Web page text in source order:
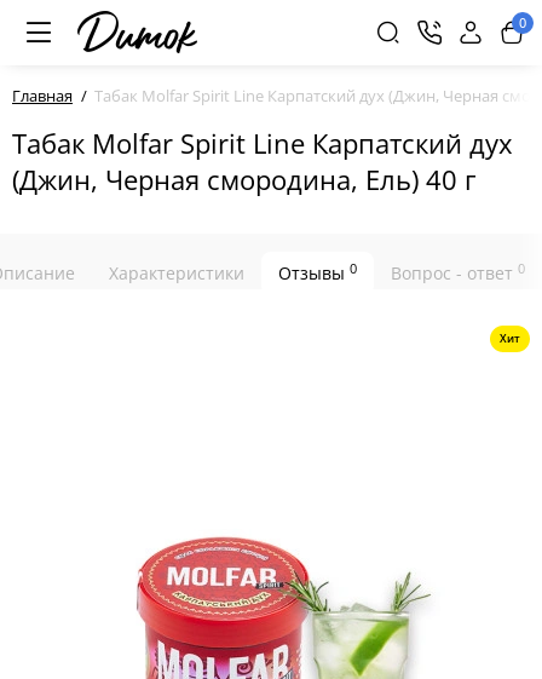
0
Главная Табак Molfar Spirit Line Карпатский дух (Джин, Черная
Табак Molfar Spirit Line Карпатский дух
(Джин, Черная смородина, Ель) 40 г
Характеристики Отзывы 0 Вопрос - ответ 0
Хит